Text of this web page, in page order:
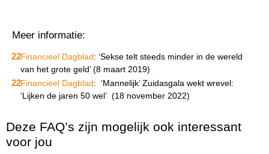
Meer informatie:
Financieel Dagblad: ‘Sekse telt steeds minder in de wereld
van het grote geld’ (8 maart 2019)
Financieel Dagblad: ‘Mannelijk’ Zuidasgala wekt wrevel:
‘Lijken de jaren 50 wel’ (18 november 2022)
Deze FAQ’s zijn mogelijk ook interessant
voor jou